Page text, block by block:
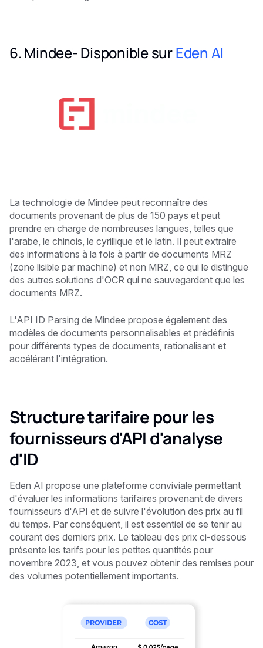
6. Mindee- Disponible surEden AI
La technologie de Mindee peut reconnaître des
documents provenant de plus de 150 pays et peut
prendre en charge de nombreuses langues, telles que
l'arabe, le chinois, le cyrillique et le latin. Il peut extraire
des informations à la fois à partir de documents MRZ
(zone lisible par machine) et non MRZ, ce qui le distingue
des autres solutions d'OCR qui ne sauvegardent que les
documents MRZ.
L'API ID Parsing de Mindee propose également des
modèles de documents personnalisables et prédéfinis
pour différents types de documents, rationalisant et
accélérant l'intégration.
Structure tarifaire pour les
fournisseurs d'API d'analyse
d'ID
Eden AI propose une plateforme conviviale permettant
d'évaluer les informations tarifaires provenant de divers
fournisseurs d'API et de suivre l'évolution des prix au fil
du temps. Par conséquent, il est essentiel de se tenir au
courant des derniers prix. Le tableau des prix ci-dessous
présente les tarifs pour les petites quantités pour
novembre 2023, et vous pouvez obtenir des remises pour
des volumes potentiellement importants.